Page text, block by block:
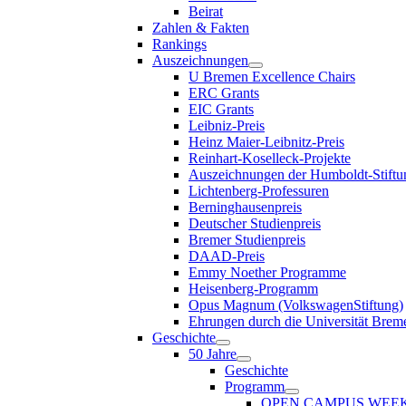
Beirat
Zahlen & Fakten
Rankings
Auszeichnungen
U Bremen Excellence Chairs
ERC Grants
EIC Grants
Leibniz-Preis
Heinz Maier-Leibnitz-Preis
Reinhart-Koselleck-Projekte
Auszeichnungen der Humboldt-
Lichtenberg-Professuren
Berninghausenpreis
Deutscher Studienpreis
Bremer Studienpreis
DAAD-Preis
Emmy Noether Programme
Heisenberg-Programm
Opus Magnum (VolkswagenStiftung)
Ehrungen durch die Universität
Geschichte
50 Jahre
Geschichte
Programm
OPEN CAMPUS